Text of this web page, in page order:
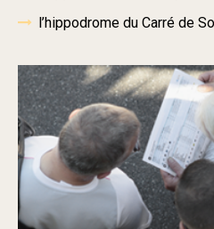
l’hippodrome du Carré de